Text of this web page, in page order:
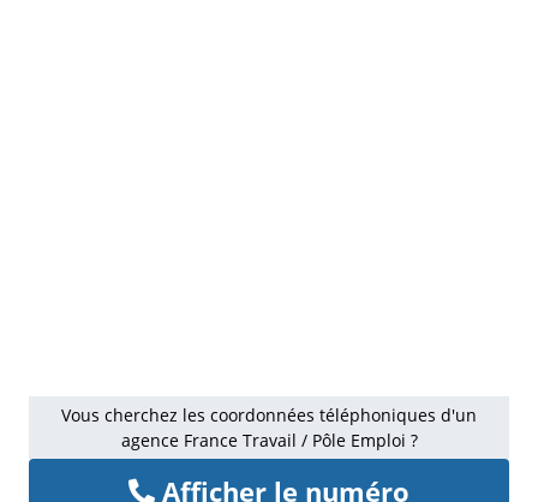
Vous cherchez les coordonnées téléphoniques d'un
agence France Travail / Pôle Emploi ?
Afficher le numéro